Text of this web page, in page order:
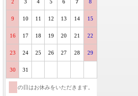
2 3 4 5 6 7 8
9 10 11 12 13 14 15
16 17 18 19 20 21 22
23 24 25 26 27 28 29
30 31
の日はお休みをいただきます。